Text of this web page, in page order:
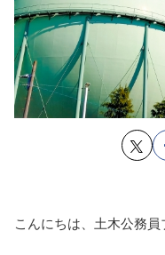
こんにちは、土木公務員